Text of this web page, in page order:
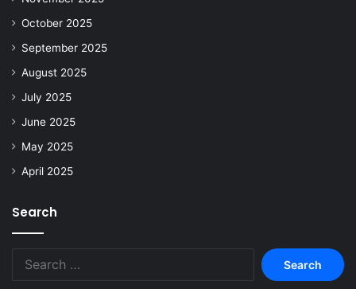
October 2025
September 2025
August 2025
July 2025
June 2025
May 2025
April 2025
Search